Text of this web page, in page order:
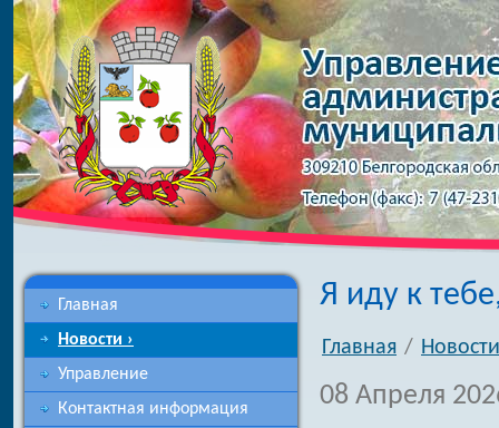
Главная
Новости ›
Управление
Контактная информация
Я иду к
Главная / Новости
08 Апреля